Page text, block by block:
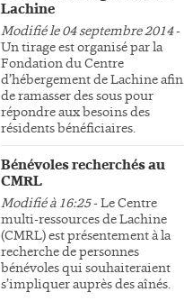
Lachine
Modifié le 04 septembre 2014-
Un tirage est organisé par la
Fondation du Centre
d’hébergement de Lachine afin
de ramasser des sous pour
répondre aux besoins des
résidents bénéficiaires.
Bénévoles recherchés au
CMRL
Modifié à 16:25- Le Centre
multi-ressources de Lachine
(CMRL) est présentement à la
recherche de personnes
bénévoles qui souhaiteraient
s’impliquer auprès des aînés.